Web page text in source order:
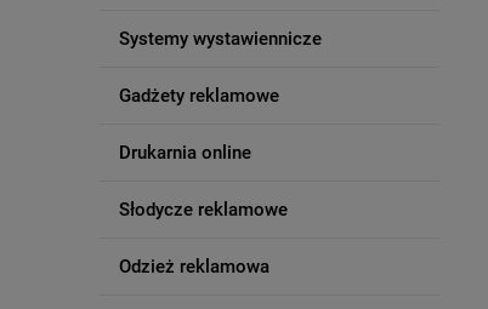
Systemy wystawiennicze
Gadżety reklamowe
Drukarnia online
Słodycze reklamowe
Odzież reklamowa